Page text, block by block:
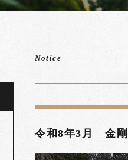
Notice
令和8年3月 金剛